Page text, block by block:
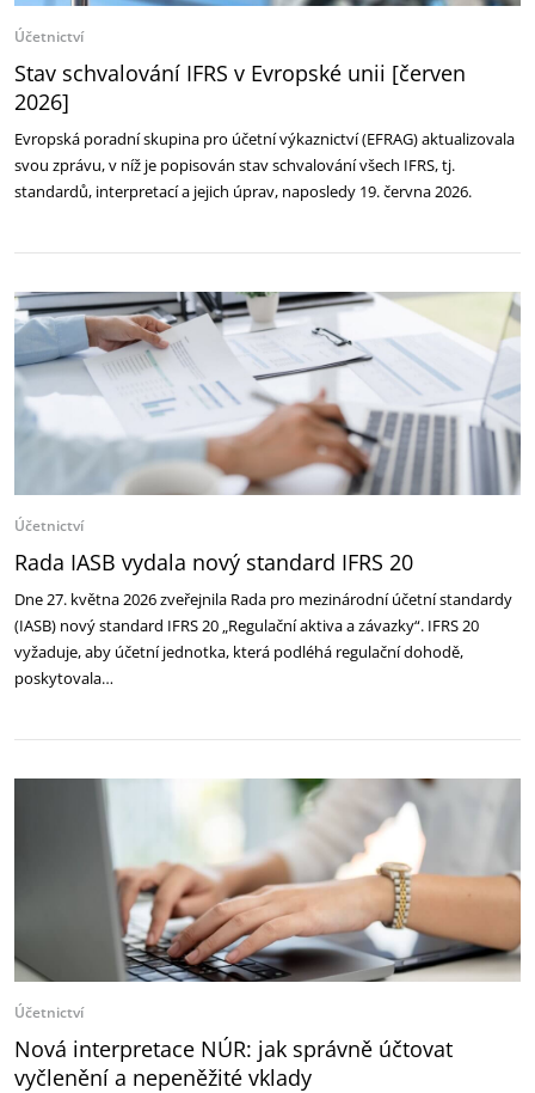
Účetnictví
Stav schvalování IFRS v Evropské unii [červen
2026]
Evropská poradní skupina pro účetní výkaznictví (EFRAG) aktualizovala
svou zprávu, v níž je popisován stav schvalování všech IFRS, tj.
standardů, interpretací a jejich úprav, naposledy 19. června 2026.
Účetnictví
Rada IASB vydala nový standard IFRS 20
Dne 27. května 2026 zveřejnila Rada pro mezinárodní účetní standardy
(IASB) nový standard IFRS 20 „Regulační aktiva a závazky“. IFRS 20
vyžaduje, aby účetní jednotka, která podléhá regulační dohodě,
poskytovala…
Účetnictví
Nová interpretace NÚR: jak správně účtovat
vyčlenění a nepeněžité vklady